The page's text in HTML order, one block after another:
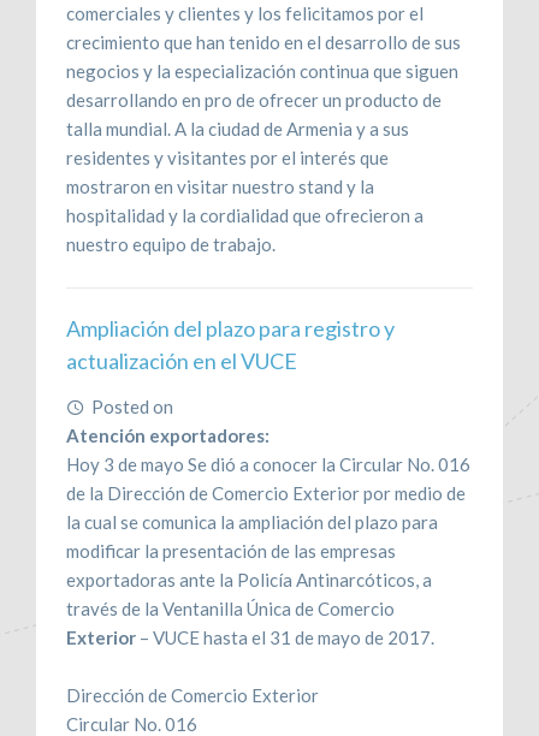
comerciales y clientes y los felicitamos por el
crecimiento que han tenido en el desarrollo de sus
negocios y la especialización continua que siguen
desarrollando en pro de ofrecer un producto de
talla mundial. A la ciudad de Armenia y a sus
residentes y visitantes por el interés que
mostraron en visitar nuestro stand y la
hospitalidad y la cordialidad que ofrecieron a
nuestro equipo de trabajo.
Ampliación del plazo para registro y
actualización en el VUCE
Posted on
Atención exportadores:
Hoy 3 de mayo Se dió a conocer la Circular No. 016
de la Dirección de Comercio Exterior por medio de
la cual se comunica la ampliación del plazo para
modificar la presentación de las empresas
exportadoras ante la Policía Antinarcóticos, a
través de la Ventanilla Única de Comercio
Exterior – VUCE hasta el 31 de mayo de 2017.
Dirección de Comercio Exterior
Circular No. 016